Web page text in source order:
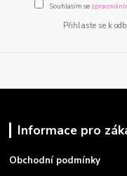
Souhlasím se
Přihlaste se k
Informace pro
Obchodní podmínky